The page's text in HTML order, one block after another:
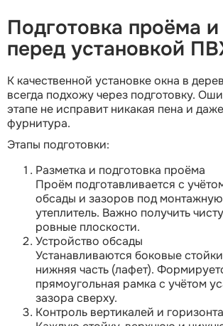
Подготовка проёма
перед установкой
К качественной установке окна в
всегда подхожу через подготовку.
этапе не исправит никакая пена и
фурнитура.
Этапы подготовки:
Разметка и подготовка проёма
Проём подготавливается с
обсады и зазоров под
утеплитель. Важно получить
ровные плоскости.
Устройство обсады
Устанавливаются боковые
нижняя часть (лафет).
прямоугольная рамка с учётом
зазора сверху.
Контроль вертикалей и